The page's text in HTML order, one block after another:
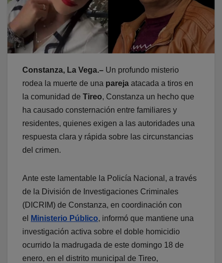
Constanza, La Vega.– Un profundo misterio
rodea la muerte de una pareja atacada a tiros en
la comunidad de Tireo, Constanza un hecho que
ha causado consternación entre familiares y
residentes, quienes exigen a las autoridades una
respuesta clara y rápida sobre las circunstancias
del crimen.
Ante este lamentable la Policía Nacional, a través
de la División de Investigaciones Criminales
(DICRIM) de Constanza, en coordinación con
el
Ministerio Público, informó que mantiene una
investigación activa sobre el doble homicidio
ocurrido la madrugada de este domingo 18 de
enero, en el distrito municipal de Tireo,